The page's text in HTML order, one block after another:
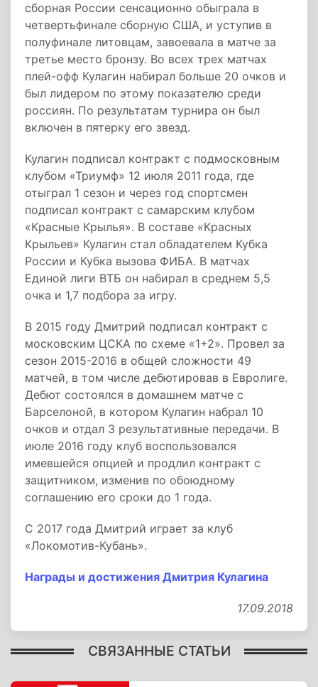
сборная России сенсационно обыграла в
четвертьфинале сборную США, и уступив в
полуфинале литовцам, завоевала в матче за
третье место бронзу. Во всех трех матчах
плей-офф Кулагин набирал больше 20 очков и
был лидером по этому показателю среди
россиян. По результатам турнира он был
включен в пятерку его звезд.
Кулагин подписал контракт с подмосковным
клубом «Триумф» 12 июля 2011 года, где
отыграл 1 сезон и через год спортсмен
подписал контракт с самарским клубом
«Красные Крылья». В составе «Красных
Крыльев» Кулагин стал обладателем Кубка
России и Кубка вызова ФИБА. В матчах
Единой лиги ВТБ он набирал в среднем 5,5
очка и 1,7 подбора за игру.
В 2015 году Дмитрий подписал контракт с
московским ЦСКА по схеме «1+2». Провел за
сезон 2015-2016 в общей сложности 49
матчей, в том числе дебютировав в Евролиге.
Дебют состоялся в домашнем матче с
Барселоной, в котором Кулагин набрал 10
очков и отдал 3 результативные передачи. В
июле 2016 году клуб воспользовался
имевшейся опцией и продлил контракт с
защитником, изменив по обоюдному
соглашению его сроки до 1 года.
С 2017 года Дмитрий играет за клуб
«Локомотив-Кубань».
Награды и достижения Дмитрия Кулагина
17.09.2018
СВЯЗАННЫЕ СТАТЬИ